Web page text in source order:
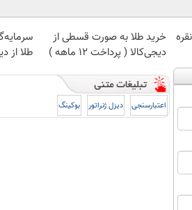
خرید طلا به صورت قسطی از
دیجی‌کالا ( پرداخت 12 ماهه )
طلا از
اعتبارسنجی دیزل ژنراتور بوکینگ